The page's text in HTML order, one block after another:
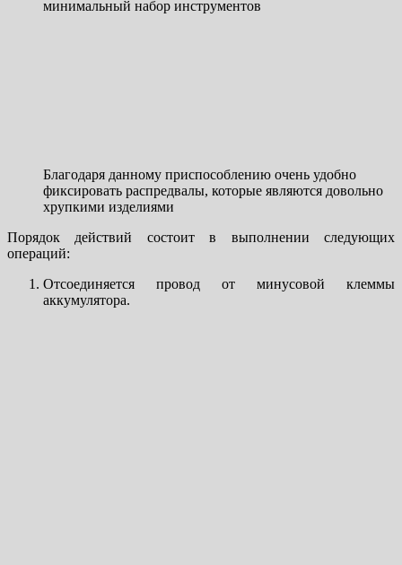
минимальный набор инструментов
Благодаря данному приспособлению очень удобно
фиксировать распредвалы, которые являются довольно
хрупкими изделиями
Порядок действий состоит в выполнении следующих
операций:
Отсоединяется провод от минусовой клеммы
аккумулятора.